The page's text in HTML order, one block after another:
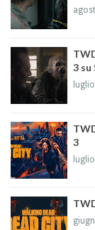
3 su
3